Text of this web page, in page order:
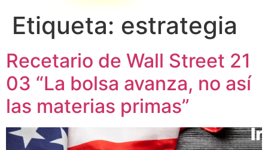
Etiqueta: estrategia
Recetario de Wall Street 21
03 “La bolsa avanza, no así
las materias primas”